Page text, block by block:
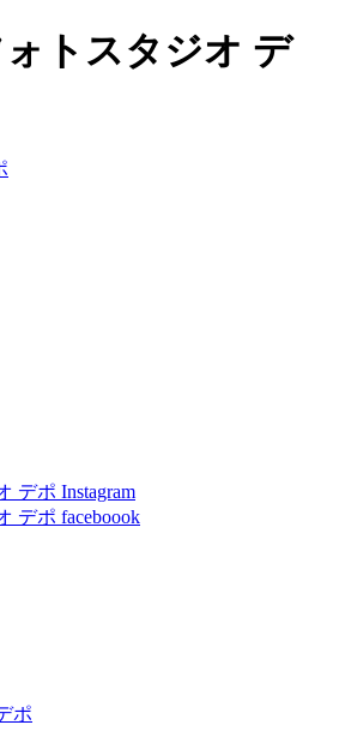
トスタジオ デ
ポ